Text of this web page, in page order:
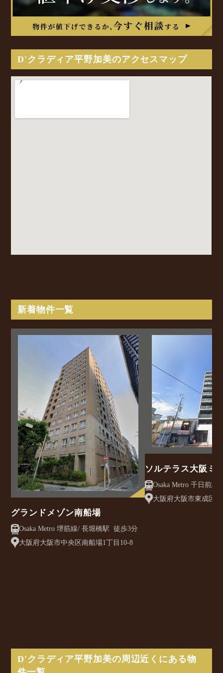
D'クラディア平野加美のアクセスマップ
新着物件一覧
グランドメゾン南船場
Osaka Metro 堺筋線/ 長堀橋駅 徒歩3分
大阪府大阪市中央区南船場1丁目10-8
ソルテラス大阪ミ
クレアスト
大阪府大阪市東成区
D'クラディア平野加美の周辺近くにある物